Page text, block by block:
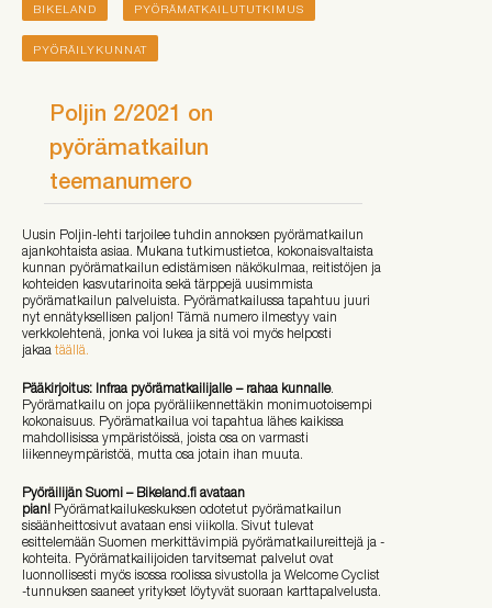
BIKELAND PYÖRÄMATKAILUTUTKIMUS
PYÖRÄILYKUNNAT
Poljin 2/2021 on
pyörämatkailun
teemanumero
Uusin Poljin-lehti tarjoilee tuhdin annoksen pyörämatkailun
ajankohtaista asiaa. Mukana tutkimustietoa, kokonaisvaltaista
kunnan pyörämatkailun edistämisen näkökulmaa, reitistöjen ja
kohteiden kasvutarinoita sekä tärppejä uusimmista
pyörämatkailun palveluista. Pyörämatkailussa tapahtuu juuri
nyt ennätyksellisen paljon! Tämä numero ilmestyy vain
verkkolehtenä, jonka voi lukea ja sitä voi myös helposti
jakaa täällä.
Pääkirjoitus: Infraa pyörämatkailijalle − rahaa kunnalle.
Pyörämatkailu on jopa pyöräliikennettäkin monimuotoisempi
kokonaisuus. Pyörämatkailua voi tapahtua lähes kaikissa
mahdollisissa ympäristöissä, joista osa on varmasti
liikenneympäristöä, mutta osa jotain ihan muuta.
Pyöräilijän Suomi – Bikeland.fi avataan
pian! Pyörämatkailukeskuksen odotetut pyörämatkailun
sisäänheittosivut avataan ensi viikolla. Sivut tulevat
esittelemään Suomen merkittävimpiä pyörämatkailureittejä ja -
kohteita. Pyörämatkailijoiden tarvitsemat palvelut ovat
luonnollisesti myös isossa roolissa sivustolla ja Welcome Cyclist
-tunnuksen saaneet yritykset löytyvät suoraan karttapalvelusta.